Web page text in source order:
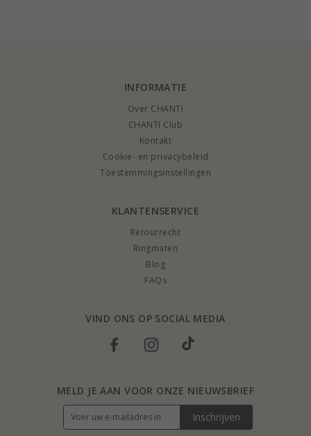
INFORMATIE
Over CHANTI
CHANTI Club
Kontakt
Cookie- en privacybeleid
Toestemmingsinstellingen
KLANTENSERVICE
Retourrecht
Ringmaten
Blog
FAQs
VIND ONS OP SOCIAL MEDIA
MELD JE AAN VOOR ONZE NIEUWSBRIEF
Inschrijven